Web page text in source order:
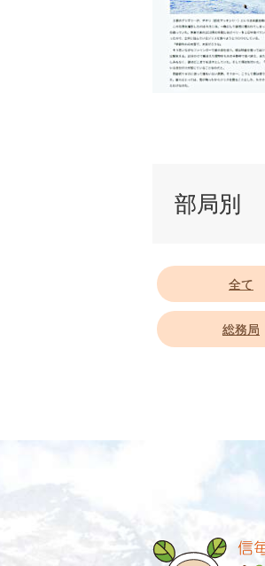
部局別
全て
総務局